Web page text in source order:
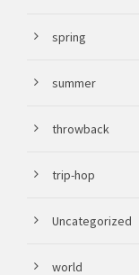
spring
summer
throwback
trip-hop
Uncategorized
world